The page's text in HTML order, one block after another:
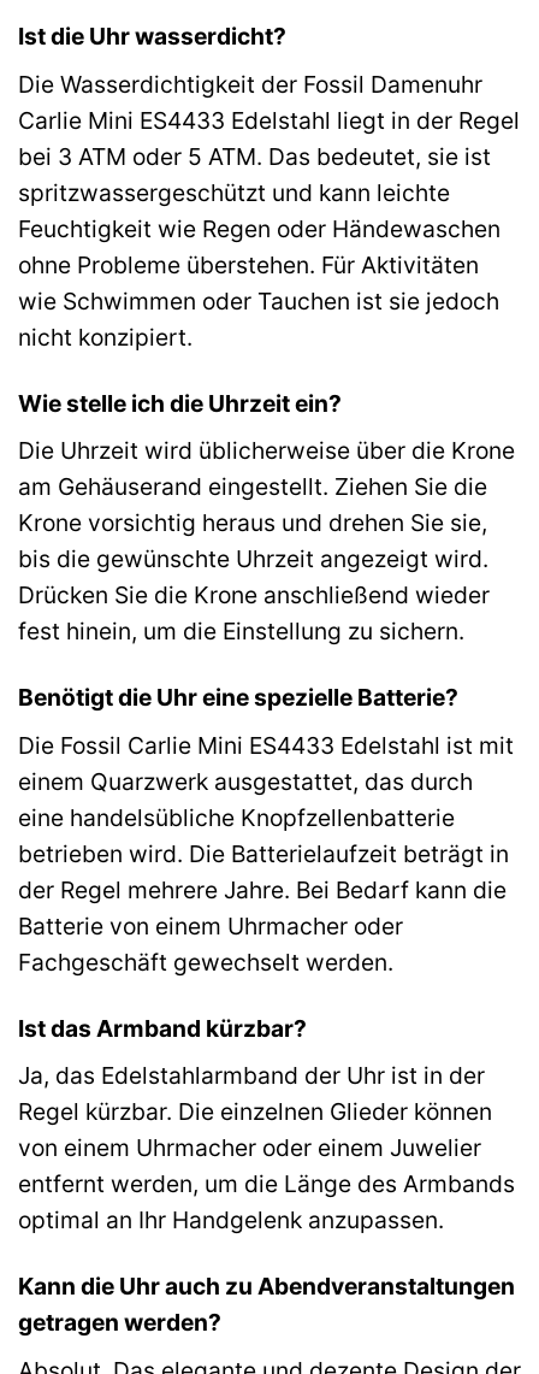
Ist die Uhr wasserdicht?
Die Wasserdichtigkeit der Fossil Damenuhr
Carlie Mini ES4433 Edelstahl liegt in der Regel
bei 3 ATM oder 5 ATM. Das bedeutet, sie ist
spritzwassergeschützt und kann leichte
Feuchtigkeit wie Regen oder Händewaschen
ohne Probleme überstehen. Für Aktivitäten
wie Schwimmen oder Tauchen ist sie jedoch
nicht konzipiert.
Wie stelle ich die Uhrzeit ein?
Die Uhrzeit wird üblicherweise über die Krone
am Gehäuserand eingestellt. Ziehen Sie die
Krone vorsichtig heraus und drehen Sie sie,
bis die gewünschte Uhrzeit angezeigt wird.
Drücken Sie die Krone anschließend wieder
fest hinein, um die Einstellung zu sichern.
Benötigt die Uhr eine spezielle Batterie?
Die Fossil Carlie Mini ES4433 Edelstahl ist mit
einem Quarzwerk ausgestattet, das durch
eine handelsübliche Knopfzellenbatterie
betrieben wird. Die Batterielaufzeit beträgt in
der Regel mehrere Jahre. Bei Bedarf kann die
Batterie von einem Uhrmacher oder
Fachgeschäft gewechselt werden.
Ist das Armband kürzbar?
Ja, das Edelstahlarmband der Uhr ist in der
Regel kürzbar. Die einzelnen Glieder können
von einem Uhrmacher oder einem Juwelier
entfernt werden, um die Länge des Armbands
optimal an Ihr Handgelenk anzupassen.
Kann die Uhr auch zu Abendveranstaltungen
getragen werden?